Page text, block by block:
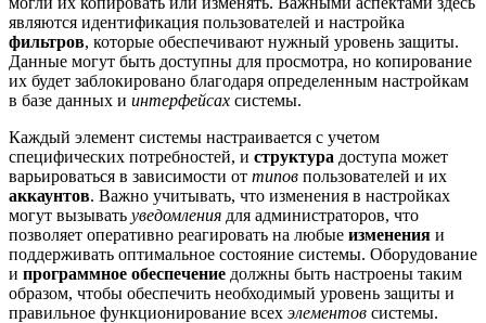
являются идентификация пользователей и настройка
фильтров, которые обеспечивают нужный уровень защиты.
Данные могут быть доступны для просмотра, но копирование
их будет заблокировано благодаря определенным настройкам
в базе данных и интерфейсах системы.
Каждый элемент системы настраивается с учетом
специфических потребностей, и структура доступа может
варьироваться в зависимости от типов пользователей и их
аккаунтов. Важно учитывать, что изменения в настройках
могут вызывать уведомления для администраторов, что
позволяет оперативно реагировать на любые изменения и
поддерживать оптимальное состояние системы. Оборудование
и программное обеспечение должны быть настроены таким
образом, чтобы обеспечить необходимый уровень защиты и
правильное функционирование всех элементов системы.